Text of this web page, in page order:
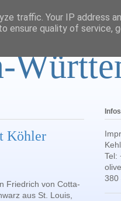
Köhler
Friedrich von Cotta-
aus St. Louis,
Infos
Tel:
380
traffic. Your IP address
ensure quality of service,